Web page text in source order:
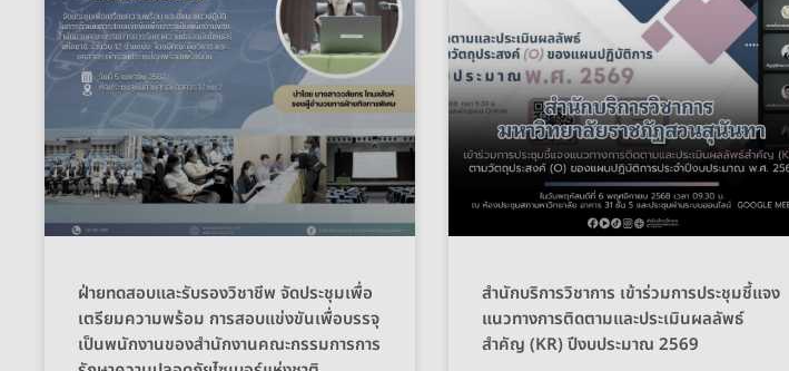
ฝ่ายทดสอบและรับรองวิชาชีพ จัดประชุมเพื่อ
เตรียมความพร้อม การสอบแข่งขันเพื่อบรรจุ
เป็นพนักงานของสำนักงานคณะกรรมการการ
สำนักบริการวิชาการ เข้าร่วมการประชุมชี้แจง
แนวทางการติดตามและประเมินผลลัพธ์
สำคัญ (KR) ปีงบประมาณ 2569